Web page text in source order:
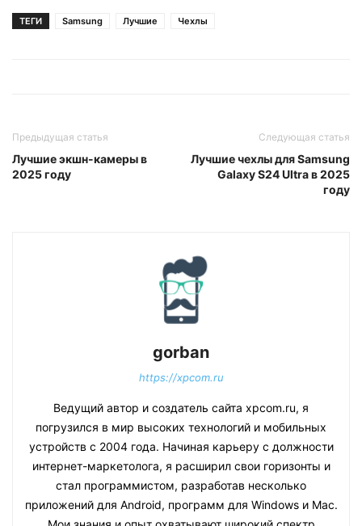
ТЕГИ Samsung Лучшие Чехлы
Предыдущая статья
Лучшие экшн-камеры в
2025 году
Следующая статья
Лучшие чехлы для Samsung
Galaxy S24 Ultra в 2025
году
gorban
https://xpcom.ru
Ведущий автор и создатель сайта xpcom.ru, я
погрузился в мир высоких технологий и мобильных
устройств с 2004 года. Начиная карьеру с должности
интернет-маркетолога, я расширил свои горизонты и
стал программистом, разработав несколько
приложений для Android, программ для Windows и Mac.